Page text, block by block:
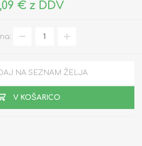
€ z DDV
NA SEZNAM ŽELJA
V KOŠARICO